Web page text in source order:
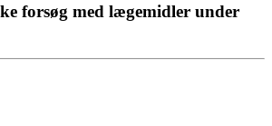
forsøg med lægemidler under